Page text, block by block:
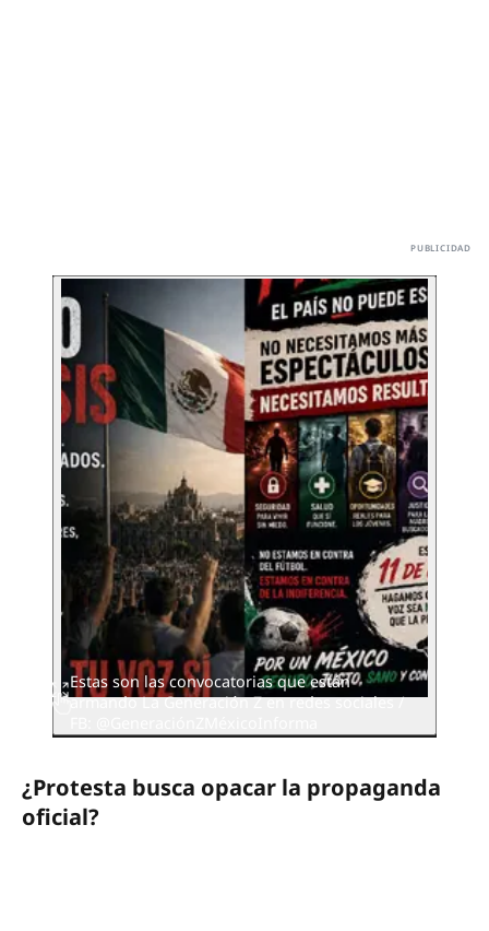
Estas son las convocatorias que están
armando La Generación Z en redes sociales /
¿Protesta busca opacar la propaganda
oficial?